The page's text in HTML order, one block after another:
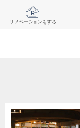
リノベーションをする